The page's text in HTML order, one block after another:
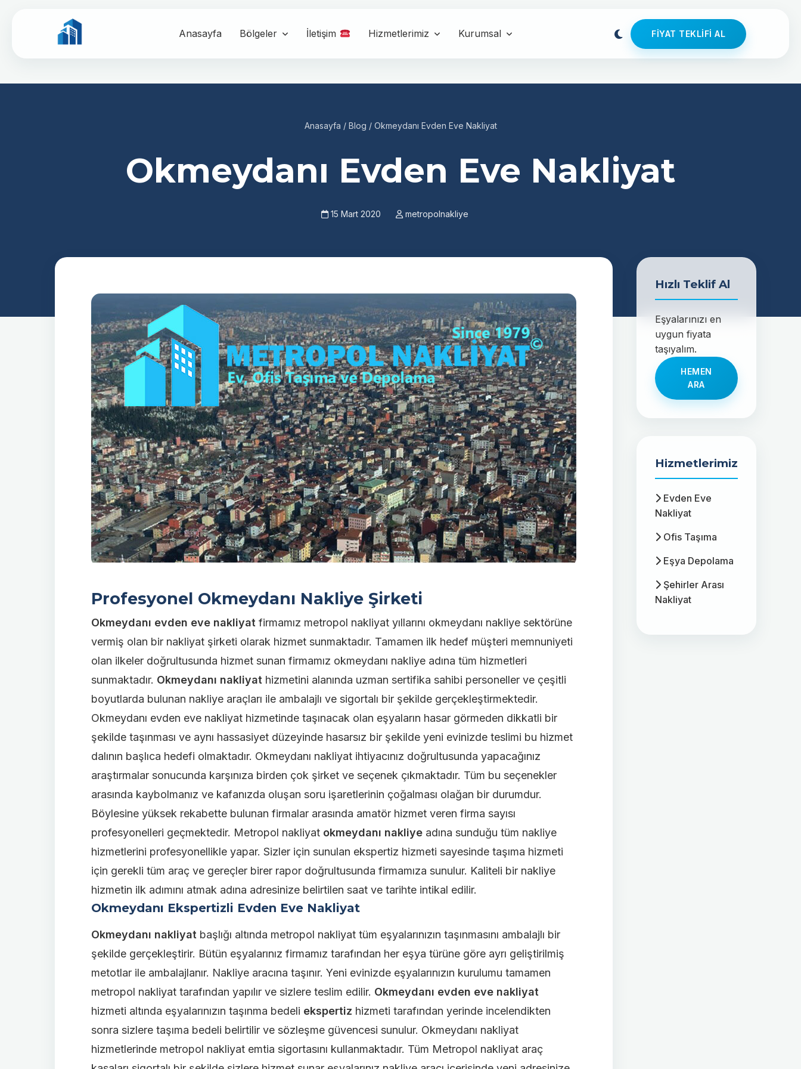
Anasayfa Bölgeler İletişim Hizmetlerimiz Kurumsal FIYAT TEKLIFI AL
Anasayfa / Blog / Okmeydanı Evden Eve Nakliyat
Okmeydanı Evden Eve Nakliyat
15 Mart 2020 metropolnakliye
Profesyonel Okmeydanı Nakliye Şirketi
Okmeydanı evden eve nakliyat firmamız metropol nakliyat yıllarını okmeydanı nakliye sektörüne
vermiş olan bir nakliyat şirketi olarak hizmet sunmaktadır. Tamamen ilk hedef müşteri memnuniyeti
olan ilkeler doğrultusunda hizmet sunan firmamız okmeydanı nakliye adına tüm hizmetleri
sunmaktadır. Okmeydanı nakliyat hizmetini alanında uzman sertifika sahibi personeller ve çeşitli
boyutlarda bulunan nakliye araçları ile ambalajlı ve sigortalı bir şekilde gerçekleştirmektedir.
Okmeydanı evden eve nakliyat hizmetinde taşınacak olan eşyaların hasar görmeden dikkatli bir
şekilde taşınması ve aynı hassasiyet düzeyinde hasarsız bir şekilde yeni evinizde teslimi bu hizmet
dalının başlıca hedefi olmaktadır. Okmeydanı nakliyat ihtiyacınız doğrultusunda yapacağınız
araştırmalar sonucunda karşınıza birden çok şirket ve seçenek çıkmaktadır. Tüm bu seçenekler
arasında kaybolmanız ve kafanızda oluşan soru işaretlerinin çoğalması olağan bir durumdur.
Böylesine yüksek rekabette bulunan firmalar arasında amatör hizmet veren firma sayısı
profesyonelleri geçmektedir. Metropol nakliyat okmeydanı nakliye adına sunduğu tüm nakliye
hizmetlerini profesyonellikle yapar. Sizler için sunulan ekspertiz hizmeti sayesinde taşıma hizmeti
için gerekli tüm araç ve gereçler birer rapor doğrultusunda firmamıza sunulur. Kaliteli bir nakliye
hizmetin ilk adımını atmak adına adresinize belirtilen saat ve tarihte intikal edilir.
Okmeydanı Ekspertizli Evden Eve Nakliyat
Okmeydanı nakliyat başlığı altında metropol nakliyat tüm eşyalarınızın taşınmasını ambalajlı bir
şekilde gerçekleştirir. Bütün eşyalarınız firmamız tarafından her eşya türüne göre ayrı geliştirilmiş
metotlar ile ambalajlanır. Nakliye aracına taşınır. Yeni evinizde eşyalarınızın kurulumu tamamen
metropol nakliyat tarafından yapılır ve sizlere teslim edilir. Okmeydanı evden eve nakliyat
hizmeti altında eşyalarınızın taşınma bedeli ekspertiz hizmeti tarafından yerinde incelendikten
sonra sizlere taşıma bedeli belirtilir ve sözleşme güvencesi sunulur. Okmeydanı nakliyat
hizmetlerinde metropol nakliyat emtia sigortasını kullanmaktadır. Tüm Metropol nakliyat araç
Hızlı Teklif Al
Eşyalarınızı en
uygun fiyata
taşıyalım.
HEMEN
ARA
Hizmetlerimiz
Evden Eve
Nakliyat
Ofis Taşıma
Eşya Depolama
Şehirler Arası
Nakliyat